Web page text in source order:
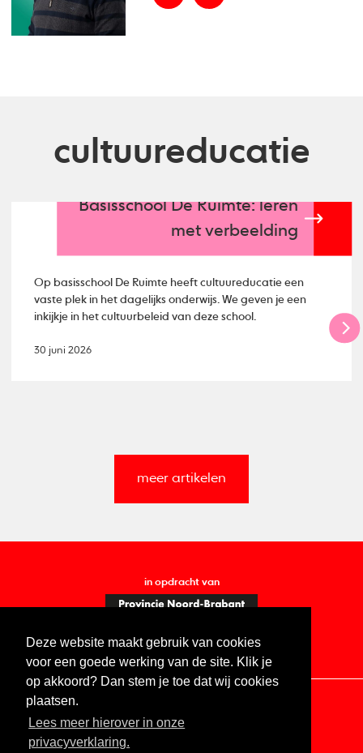
Deze website maakt gebruik van cookies
voor een goede werking van de site. Klik je
op akkoord? Dan stem je toe dat wij cookies
plaatsen.
Lees meer hierover in onze
privacyverklaring.
cultuureducatie
Basisschool De Ruimte: leren
met verbeelding
Op basisschool De Ruimte heeft cultuureducatie een
vaste plek in het dagelijks onderwijs. We geven je een
inkijkje in het cultuurbeleid van deze school.
30 juni 2026
meer artikelen
in opdracht van
Contact Vacatures ANBI
Digitale toegankelijkheid